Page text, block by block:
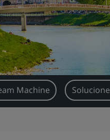
Machine